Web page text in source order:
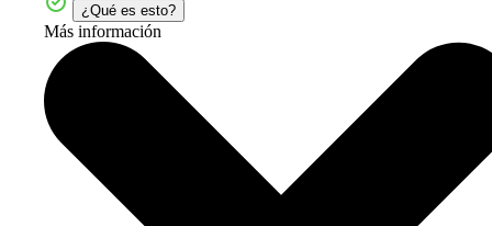
¿Qué es esto?
Más información